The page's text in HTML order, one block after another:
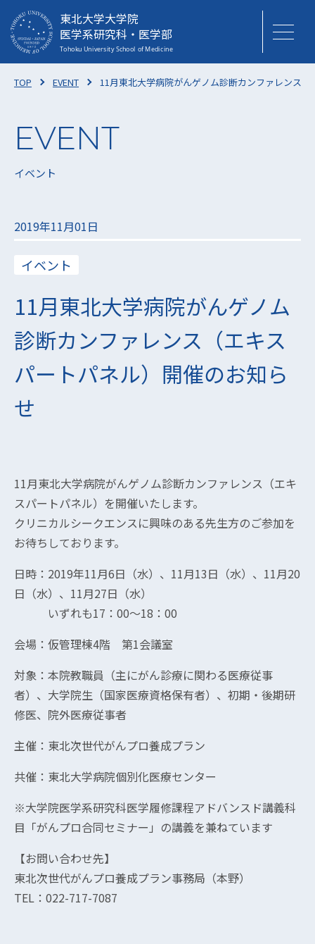
東北大学大学院
医学系研究科・医学部
TOP EVENT 11月東北大学病院がんゲノム診断カンファレンス
イベント
2019年11月01日
イベント
11月東北大学病院がんゲノム
診断カンファレンス（エキス
パートパネル）開催のお知ら
せ
11月東北大学病院がんゲノム診断カンファレンス（エキ
スパートパネル）を開催いたします。
クリニカルシークエンスに興味のある先生方のご参加を
お待ちしております。
日時：2019年11月6日（水）、11月13日（水）、11月20
日（水）、11月27日（水）
いずれも17：00～18：00
会場：仮管理棟4階 第1会議室
対象：本院教職員（主にがん診療に関わる医療従事
者）、大学院生（国家医療資格保有者）、初期・後期研
修医、院外医療従事者
主催：東北次世代がんプロ養成プラン
共催：東北大学病院個別化医療センター
※大学院医学系研究科医学履修課程アドバンスド講義科
目「がんプロ合同セミナー」の講義を兼ねています
【お問い合わせ先】
東北次世代がんプロ養成プラン事務局（本野）
TEL：022-717-7087